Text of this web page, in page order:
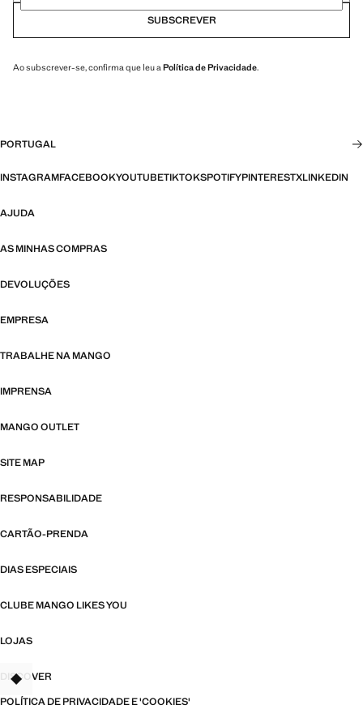
SUBSCREVER
Ao subscrever-se, confirma que leu a Política de Privacidade.
PORTUGAL
INSTAGRAMFACEBOOKYOUTUBETIKTOKSPOTIFYPINTERESTXLINKEDIN
AJUDA
AS MINHAS COMPRAS
DEVOLUÇÕES
EMPRESA
TRABALHE NA MANGO
IMPRENSA
MANGO OUTLET
SITE MAP
RESPONSABILIDADE
CARTÃO-PRENDA
DIAS ESPECIAIS
CLUBE MANGO LIKES YOU
LOJAS
DISCOVER
POLÍTICA DE PRIVACIDADE E 'COOKIES'